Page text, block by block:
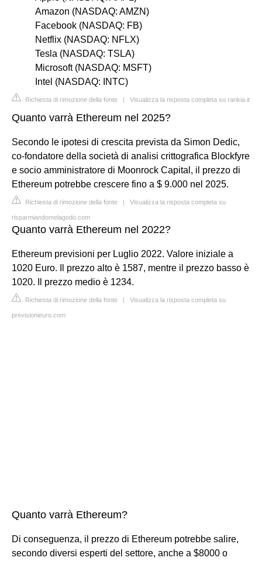
Amazon (NASDAQ: AMZN)
Facebook (NASDAQ: FB)
Netflix (NASDAQ: NFLX)
Tesla (NASDAQ: TSLA)
Microsoft (NASDAQ: MSFT)
Intel (NASDAQ: INTC)
Richiesta di rimozione della fonte | Visualizza la risposta completa su rankia.it
Quanto varrà Ethereum nel 2025?
Secondo le ipotesi di crescita prevista da Simon Dedic,
co-fondatore della società di analisi crittografica Blockfyre
e socio amministratore di Moonrock Capital, il prezzo di
Ethereum potrebbe crescere fino a $ 9.000 nel 2025.
Richiesta di rimozione della fonte | Visualizza la risposta completa su
risparmiandomelagodo.com
Quanto varrà Ethereum nel 2022?
Ethereum previsioni per Luglio 2022. Valore iniziale a
1020 Euro. Il prezzo alto è 1587, mentre il prezzo basso è
1020. Il prezzo medio è 1234.
Richiesta di rimozione della fonte | Visualizza la risposta completa su
previsionieuro.com
Quanto varrà Ethereum?
Di conseguenza, il prezzo di Ethereum potrebbe salire,
secondo diversi esperti del settore, anche a $8000 o